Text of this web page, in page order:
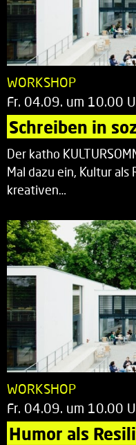
WORKSHOP
Fr. 04.09. um 10.00
Schreiben in
Der katho
Mal dazu ein, Kultur als
kreativen…
WORKSHOP
Fr. 04.09. um 10.00
Humor als